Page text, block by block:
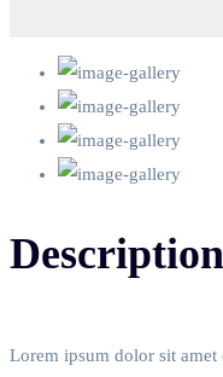
Description
Lorem ipsum dolor sit amet